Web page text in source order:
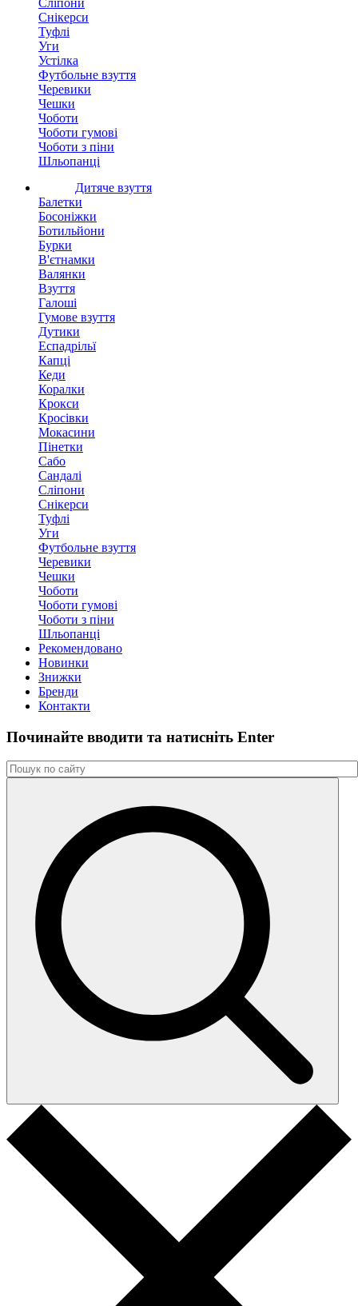
Сліпони
Снікерси
Туфлі
Уги
Устілка
Футбольне взуття
Черевики
Чешки
Чоботи
Чоботи гумові
Чоботи з піни
Шльопанці
Дитяче взуття
Балетки
Босоніжки
Ботильйони
Бурки
В'єтнамки
Валянки
Взуття
Галоші
Гумове взуття
Дутики
Еспадрільї
Капці
Кеди
Коралки
Крокси
Кросівки
Мокасини
Пінетки
Сабо
Сандалі
Сліпони
Снікерси
Туфлі
Уги
Футбольне взуття
Черевики
Чешки
Чоботи
Чоботи гумові
Чоботи з піни
Шльопанці
Рекомендовано
Новинки
Знижки
Бренди
Контакти
Починайте вводити та натиснiть Enter